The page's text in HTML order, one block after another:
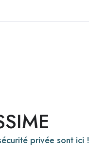
privée sont ici !